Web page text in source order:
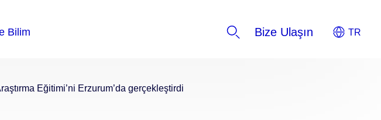
Bize Ulaşın
Eğitimi’ni Erzurum’da gerçekleştirdi